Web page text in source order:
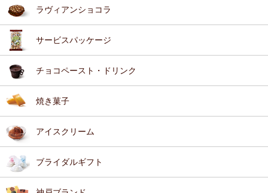
ラヴィアンショコラ
サービスパッケージ
チョコペースト・ドリンク
焼き菓子
アイスクリーム
ブライダルギフト